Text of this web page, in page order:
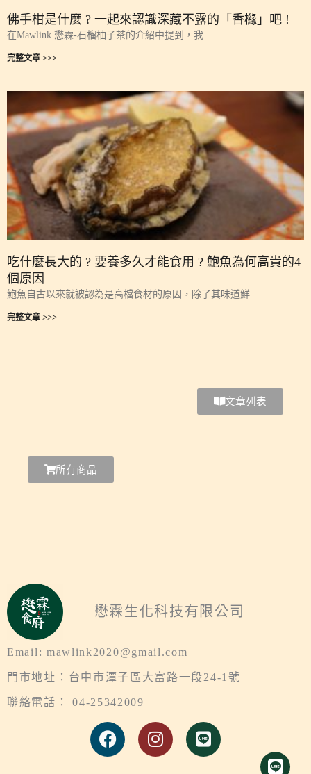
佛手柑是什麼 ? 一起來認識深藏不露的「香櫞」吧 !
在Mawlink 懋霖-石榴柚子茶的介紹中提到，我
完整文章 >>>
吃什麼長大的 ? 要養多久才能食用 ? 鮑魚為何高貴的4
個原因
鮑魚自古以來就被認為是高檔食材的原因，除了其味道鮮
完整文章 >>>
文章列表
所有商品
懋霖生化科技有限公司
Email: mawlink2020@gmail.com
門市地址：台中市潭子區大富路一段24-1號
聯絡電話： 04-25342009
F
a
I
n
L
i